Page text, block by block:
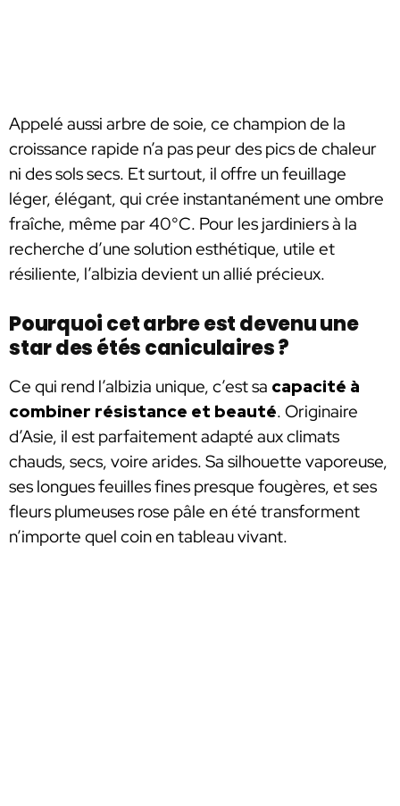
Appelé aussi arbre de soie, ce champion de la
croissance rapide n’a pas peur des pics de chaleur
ni des sols secs. Et surtout, il offre un feuillage
léger, élégant, qui crée instantanément une ombre
fraîche, même par 40°C. Pour les jardiniers à la
recherche d’une solution esthétique, utile et
résiliente, l’albizia devient un allié précieux.
Pourquoi cet arbre est devenu une
star des étés caniculaires ?
Ce qui rend l’albizia unique, c’est sa capacité à
combiner résistance et beauté. Originaire
d’Asie, il est parfaitement adapté aux climats
chauds, secs, voire arides. Sa silhouette vaporeuse,
ses longues feuilles fines presque fougères, et ses
fleurs plumeuses rose pâle en été transforment
n’importe quel coin en tableau vivant.